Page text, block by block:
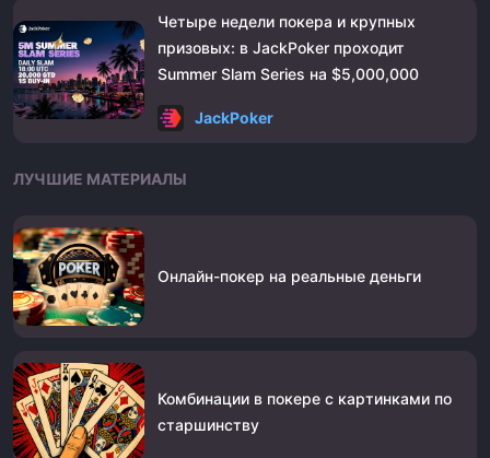
Четыре недели покера и крупных
призовых: в JackPoker проходит
Summer Slam Series на $5,000,000
JackPoker
ЛУЧШИЕ МАТЕРИАЛЫ
Онлайн-покер на реальные деньги
Комбинации в покере с картинками по
старшинству